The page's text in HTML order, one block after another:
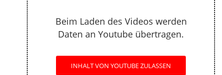
Beim Laden des Videos werden
Daten an Youtube übertragen.
INHALT VON YOUTUBE ZULASSEN